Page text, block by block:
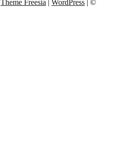
Theme Freesia | WordPress | ©